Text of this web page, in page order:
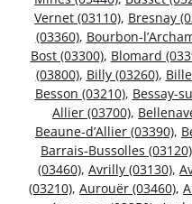
Vernet (03110), Bresnay
(03360), Bourbon-
Bost (03300), Blomard
(03800), Billy (03260),
Besson (03210), Bessay-
Allier (03700),
Beaune-d’Allier (03390),
Barrais-Bussolles (03120)
(03460), Avrilly (03130),
(03210), Aurouër (03460),